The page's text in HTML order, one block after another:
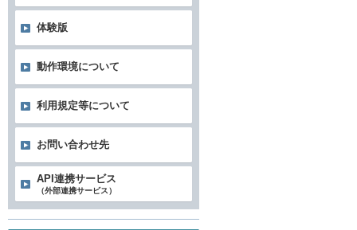
体験版
動作環境について
利用規定等について
お問い合わせ先
API連携サービス
（外部連携サービス）